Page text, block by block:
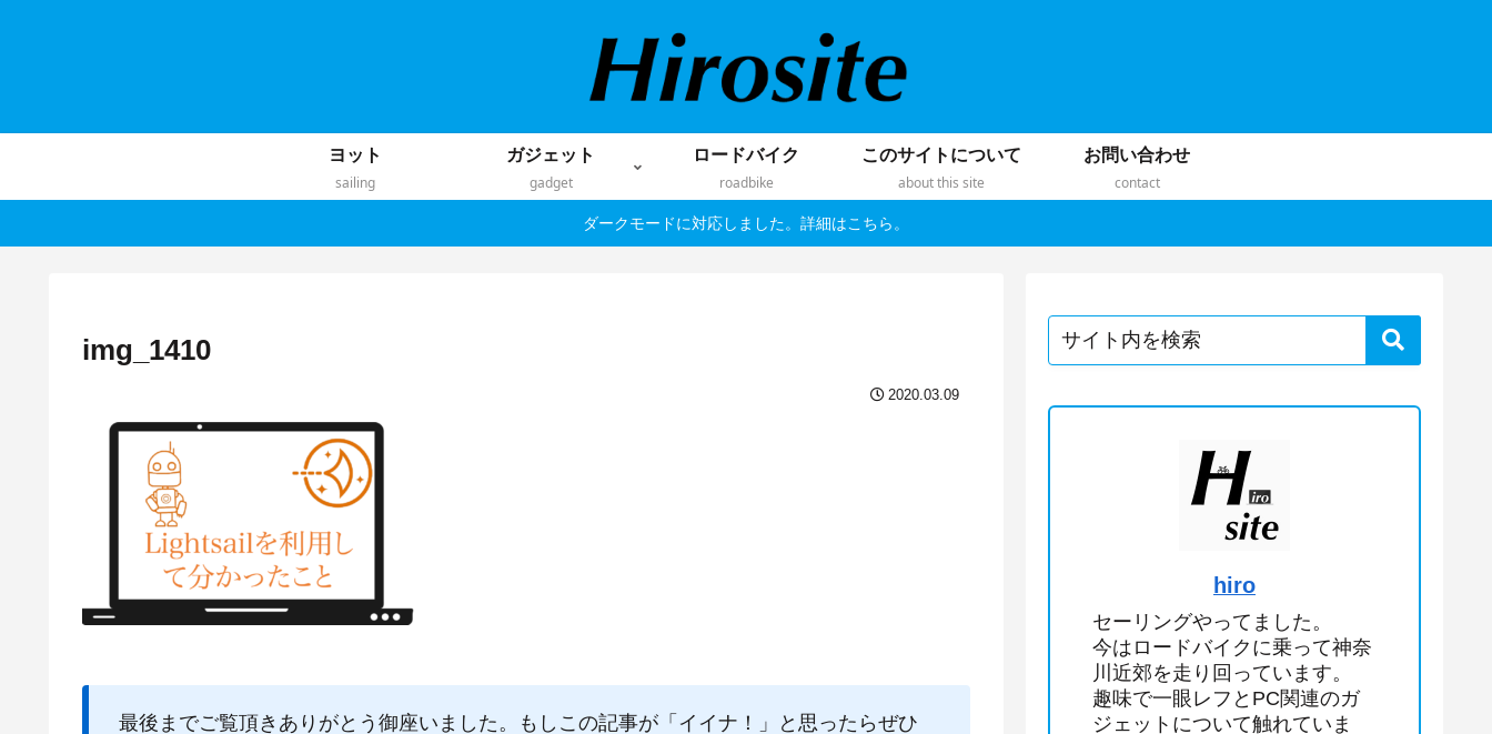
ヨット
sailing
ガジェット
gadget
ロードバイク
roadbike
このサイトについて
about this site
お問い合わせ
contact
ダークモードに対応しました。詳細はこちら。
img_1410
2020.03.09
最後までご覧頂きありがとう御座いました。もしこの記事が「イイナ！」と思ったらぜひ
hiro
セーリングやってました。
今はロードバイクに乗って神奈
川近郊を走り回っています。
趣味で一眼レフとPC関連のガ
ジェットについて触れていま